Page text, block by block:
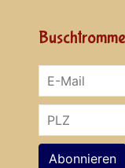
Abonnieren